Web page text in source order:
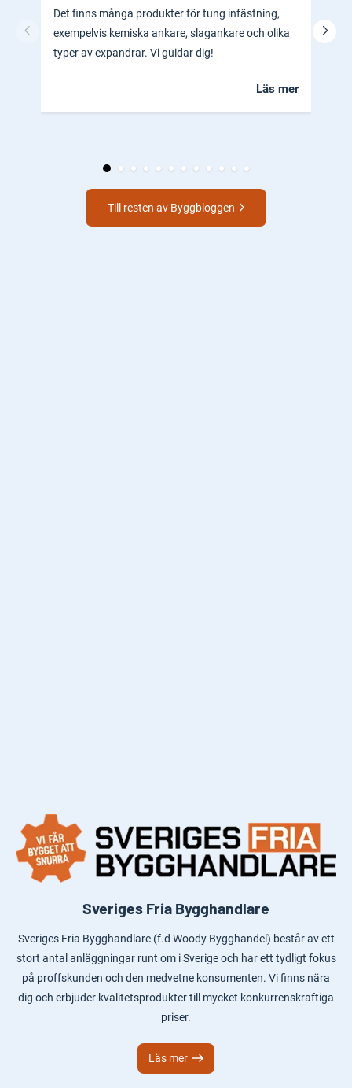
Det finns många produkter för tung infästning,
exempelvis kemiska ankare, slagankare och olika
typer av expandrar. Vi guidar dig!
Läs mer
Till resten av Byggbloggen
Sveriges Fria Bygghandlare
Sveriges Fria Bygghandlare (f.d Woody Bygghandel) består av ett
stort antal anläggningar runt om i Sverige och har ett tydligt fokus
på proffskunden och den medvetne konsumenten. Vi finns nära
dig och erbjuder kvalitetsprodukter till mycket konkurrenskraftiga
priser.
Läs mer